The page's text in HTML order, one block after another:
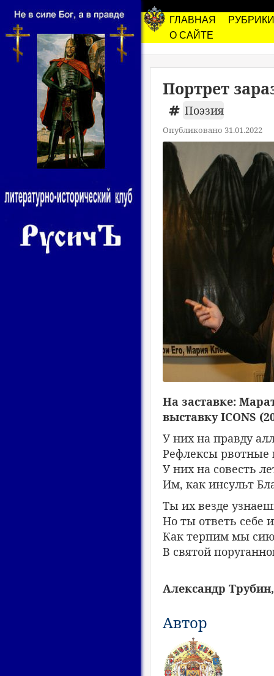
ГЛАВНАЯ
РУБРИКИ
О САЙТЕ
Портрет
Поэзия
Опубликовано 31.01.2022
На заставке:
выставку ICONS
У них на правду
Рефлексы рвотные
У них на совесть
Им, как инсульт
Ты их везде
Но ты ответь себе
Как терпим мы сию
В святой
Александр
Автор